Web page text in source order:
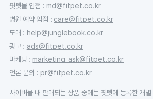
핏펫몰 입점 : md@fitpet.co.kr
병원 예약 입점 : care@fitpet.co.kr
도매 : help@junglebook.co.kr
광고: ads@fitpet.co.kr
마케팅 : marketing_ask@fitpet.co.kr
언론 문의 : pr@fitpet.co.kr
사이버몰 내 판매되는 상품 중에는 핏펫에 등록한 개